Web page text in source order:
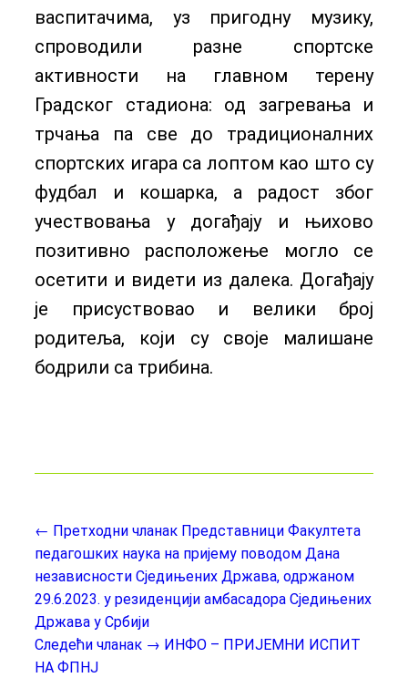
васпитачима, уз пригодну музику,
спроводили разне спортске
активности на главном терену
Градског стадиона: од загревања и
трчања па све до традиционалних
спортских игара са лоптом као што су
фудбал и кошарка, а радост због
учествовања у догађају и њихово
позитивно расположење могло се
осетити и видети из далека. Догађају
је присуствовао и велики број
родитеља, који су своје малишане
бодрили са трибина.
← Претходни чланак Представници Факултета
педагошких наука на пријему поводом Дана
независности Сједињених Држава, одржаном
29.6.2023. у резиденцији амбасадора Сједињених
Држава у Србији
Следећи чланак → ИНФО – ПРИЈЕМНИ ИСПИТ
НА ФПНЈ